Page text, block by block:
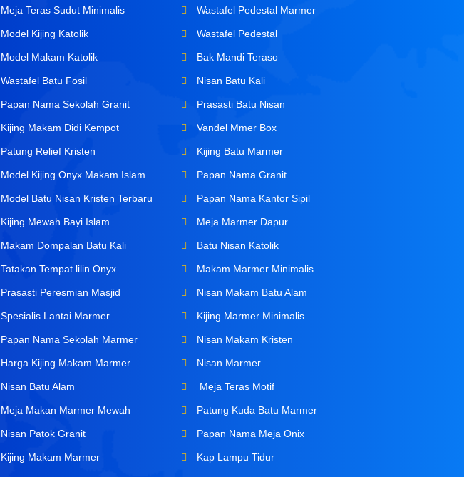
Meja Teras Sudut Minimalis
Model Kijing Katolik
Model Makam Katolik
Wastafel Batu Fosil
Papan Nama Sekolah Granit
Kijing Makam Didi Kempot
Patung Relief Kristen
Model Kijing Onyx Makam Islam
Model Batu Nisan Kristen Terbaru
Kijing Mewah Bayi Islam
Makam Dompalan Batu Kali
Tatakan Tempat lilin Onyx
Prasasti Peresmian Masjid
Spesialis Lantai Marmer
Papan Nama Sekolah Marmer
Harga Kijing Makam Marmer
Nisan Batu Alam
Meja Makan Marmer Mewah
Nisan Patok Granit
Kijing Makam Marmer
Wastafel Pedestal Marmer
Wastafel Pedestal
Bak Mandi Teraso
Nisan Batu Kali
Prasasti Batu Nisan
Vandel Mmer Box
Kijing Batu Marmer
Papan Nama Granit
Papan Nama Kantor Sipil
Meja Marmer Dapur.
Batu Nisan Katolik
Makam Marmer Minimalis
Nisan Makam Batu Alam
Kijing Marmer Minimalis
Nisan Makam Kristen
Nisan Marmer
Meja Teras Motif
Patung Kuda Batu Marmer
Papan Nama Meja Onix
Kap Lampu Tidur